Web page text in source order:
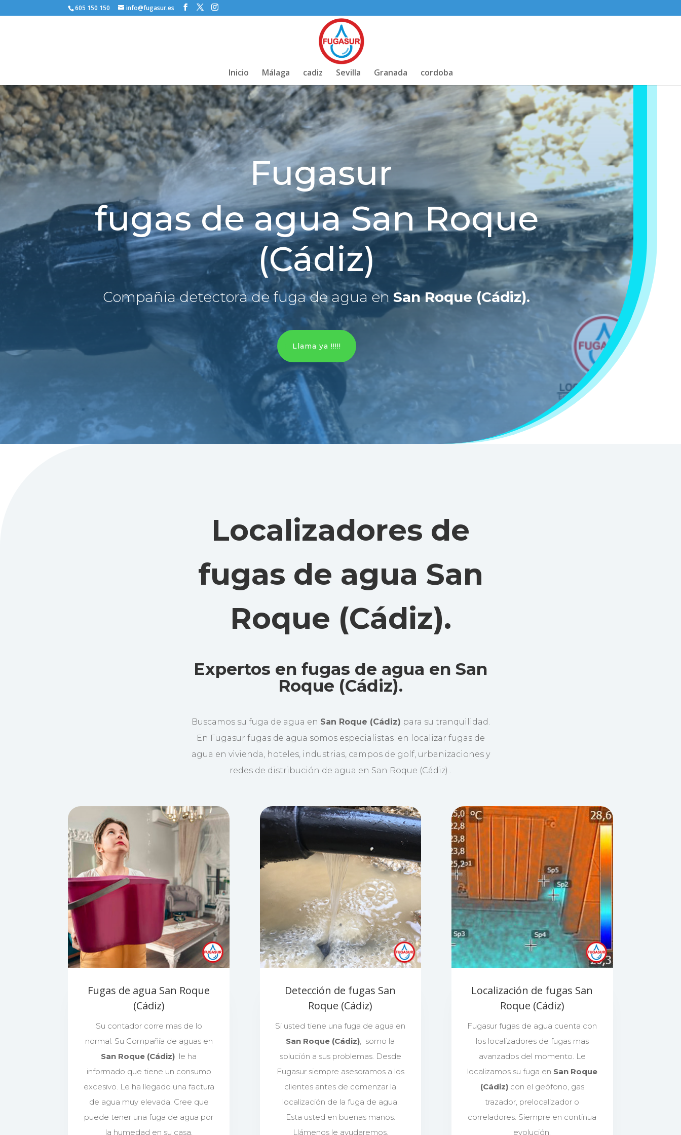
605 150 150 info@fugasur.es
Inicio Málaga cadiz Sevilla Granada cordoba
Fugasur
fugas de agua San Roque
(Cádiz)
Compañia detectora de fuga de agua enSan Roque (Cádiz).
Llama ya !!!!!
Localizadores de
fugas de agua San
Roque (Cádiz).
Expertos en fugas de agua en San
Roque (Cádiz).
Buscamos su fuga de agua en San Roque (Cádiz) para su tranquilidad.
En Fugasur fugas de agua somos especialistas en localizar fugas de
agua en vivienda, hoteles, industrias, campos de golf, urbanizaciones y
redes de distribución de agua en San Roque (Cádiz) .
Fugas de agua San Roque
(Cádiz)
Su contador corre mas de lo
normal. Su Compañía de aguas en
San Roque (Cádiz) le ha
informado que tiene un consumo
excesivo. Le ha llegado una factura
de agua muy elevada. Cree que
puede tener una fuga de agua por
la humedad en su casa.
Detección de fugas San
Roque (Cádiz)
Si usted tiene una fuga de agua en
San Roque (Cádiz), somo la
solución a sus problemas. Desde
Fugasur siempre asesoramos a los
clientes antes de comenzar la
localización de la fuga de agua.
Esta usted en buenas manos.
Llámenos le ayudaremos.
Localización de fugas San
Roque (Cádiz)
Fugasur fugas de agua cuenta con
los localizadores de fugas mas
avanzados del momento. Le
localizamos su fuga en San Roque
(Cádiz)con el geófono, gas
trazador, prelocalizador o
correladores. Siempre en continua
evolución.